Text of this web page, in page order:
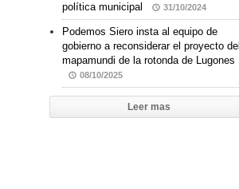
política municipal
31/10/2024
Podemos Siero insta al equipo de
gobierno a reconsiderar el proyecto del
mapamundi de la rotonda de Lugones
08/10/2025
Leer mas